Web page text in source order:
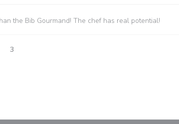
the Bib Gourmand! The chef has real potential!
3